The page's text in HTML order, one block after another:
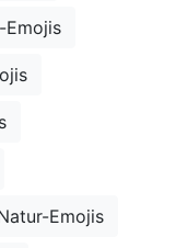
Emojis
Emojis